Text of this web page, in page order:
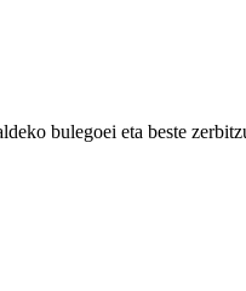
bulegoei eta beste